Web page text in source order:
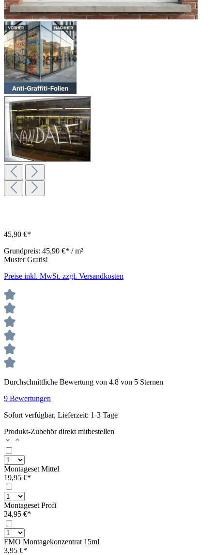
45,90 €*
Grundpreis: 45,90 €* / m²
Muster Gratis!
Preise inkl. MwSt. zzgl. Versandkosten
Durchschnittliche Bewertung von 4.8 von 5 Sternen
9 Bewertungen
Sofort verfügbar, Lieferzeit: 1-3 Tage
Produkt-Zubehör direkt mitbestellen
Montageset Mittel
19,95 €*
Montageset Profi
34,95 €*
FMO Montagekonzentrat 15ml
3,95 €*